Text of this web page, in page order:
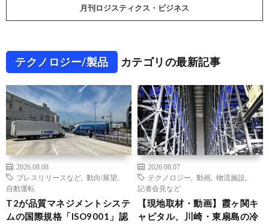
月刊ロジスティクス・ビジネス
テクノロジー/製品 カテゴリの最新記事
2026.08.08
プレスリリースなど
動向/展望
自動運転
T2が品質マネジメントシステ
ムの国際規格「ISO9001」認
2026.08.07
テクノロジー
動画 物流施設
記者会見など
【現地取材・動画】霞ヶ関キ
ャピタル、川崎・東扇島の冷